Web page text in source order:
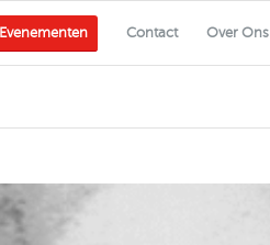
Evenementen Contact Over Ons